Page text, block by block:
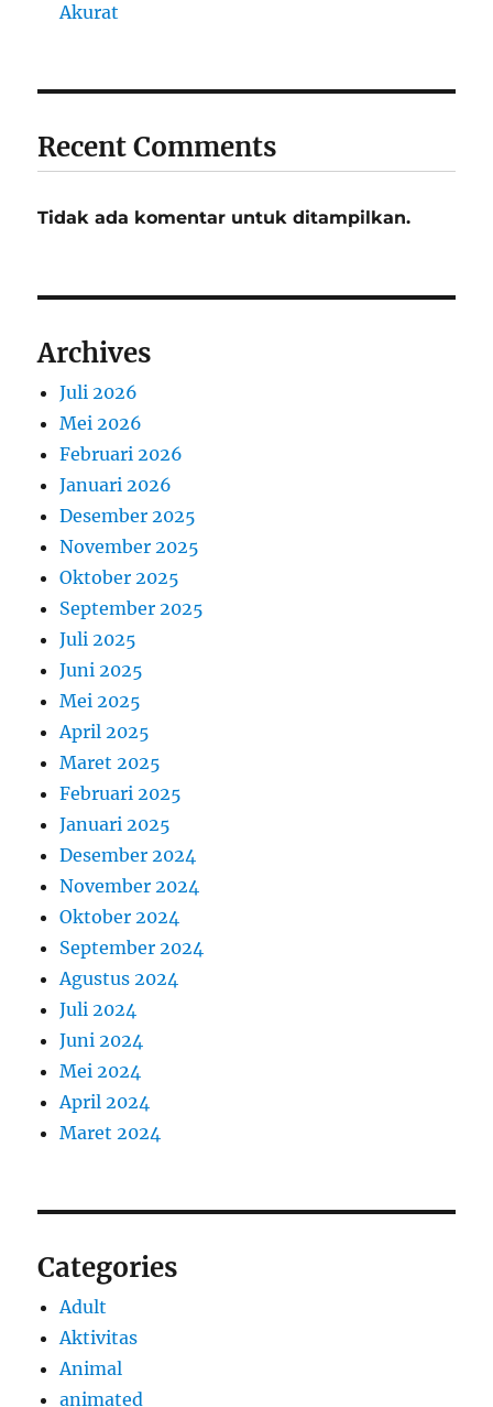
Akurat
Recent Comments
Tidak ada komentar untuk ditampilkan.
Archives
Juli 2026
Mei 2026
Februari 2026
Januari 2026
Desember 2025
November 2025
Oktober 2025
September 2025
Juli 2025
Juni 2025
Mei 2025
April 2025
Maret 2025
Februari 2025
Januari 2025
Desember 2024
November 2024
Oktober 2024
September 2024
Agustus 2024
Juli 2024
Juni 2024
Mei 2024
April 2024
Maret 2024
Categories
Adult
Aktivitas
Animal
animated